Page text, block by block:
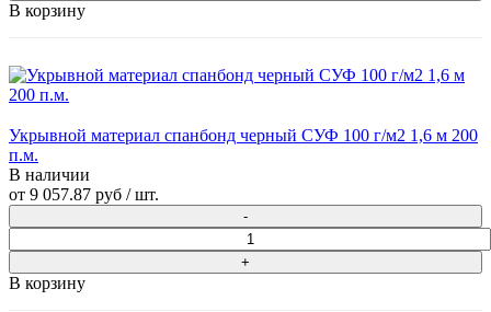
В корзину
Укрывной материал спанбонд черный СУФ 100 г/м2 1,6 м 200
п.м.
В наличии
от 9 057.87 руб / шт.
В корзину